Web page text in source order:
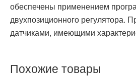
обеспечены применением
двухпозиционного регулятора.
датчиками, имеющими
Похожие товары